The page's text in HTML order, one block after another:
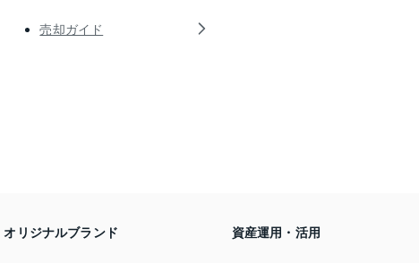
売却ガイド
オリジナルブランド 資産運用・活用